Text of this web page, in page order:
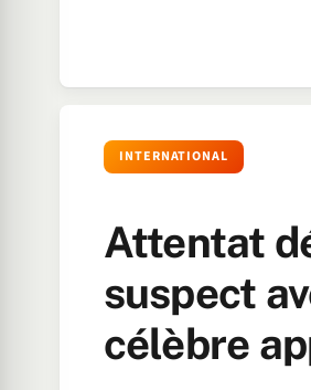
INTERNATIONAL
Attentat
suspect
célèbre